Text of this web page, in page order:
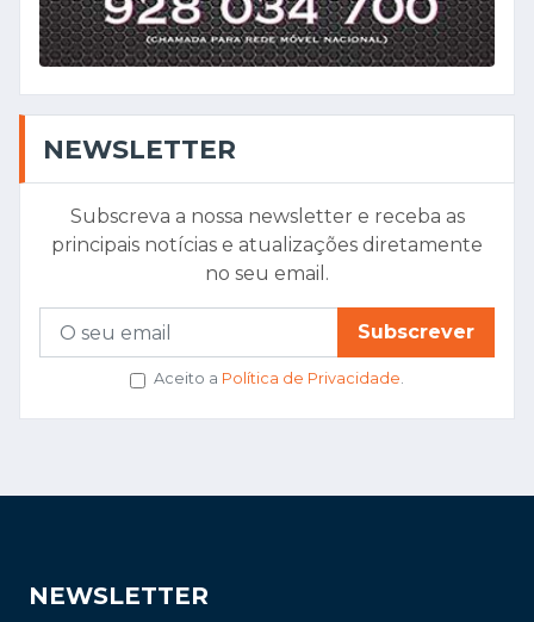
NEWSLETTER
Subscreva a nossa newsletter e receba as
principais notícias e atualizações diretamente
no seu email.
Subscrever
Aceito a Política de Privacidade.
NEWSLETTER